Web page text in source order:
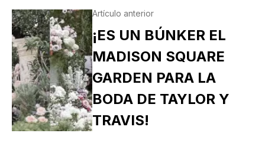
Artículo anterior
¡ES UN BÚNKER EL
MADISON SQUARE
GARDEN PARA LA
BODA DE TAYLOR Y
TRAVIS!